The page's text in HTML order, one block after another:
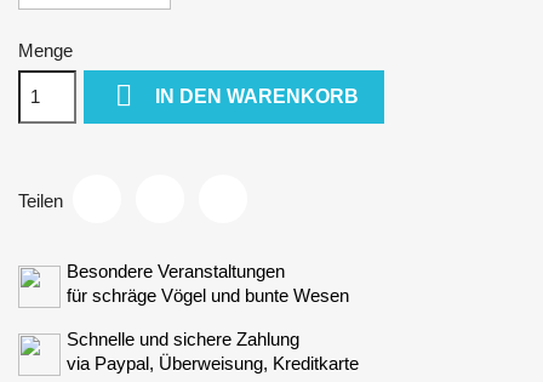
Menge
 IN DEN WARENKORB
Teilen
Besondere Veranstaltungen
für schräge Vögel und bunte Wesen
Schnelle und sichere Zahlung
via Paypal, Überweisung, Kreditkarte